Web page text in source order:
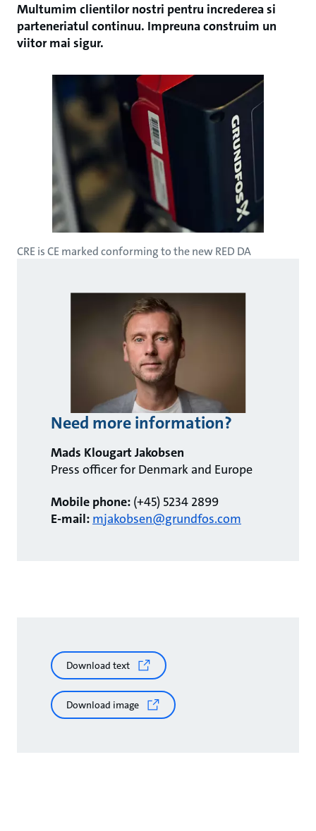
Multumim clientilor nostri pentru increderea si
parteneriatul continuu. Impreuna construim un
viitor mai sigur.
CRE is CE marked conforming to the new RED DA
Need more information?
Mads Klougart Jakobsen
Press officer for Denmark and Europe
Mobile phone: (+45) 5234 2899
E-mail: mjakobsen@grundfos.com
Download text
Download image